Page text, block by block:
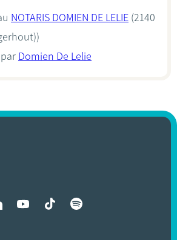
NOTARIS DOMIEN DE LELIE (2140
Domien De Lelie
les réseaux